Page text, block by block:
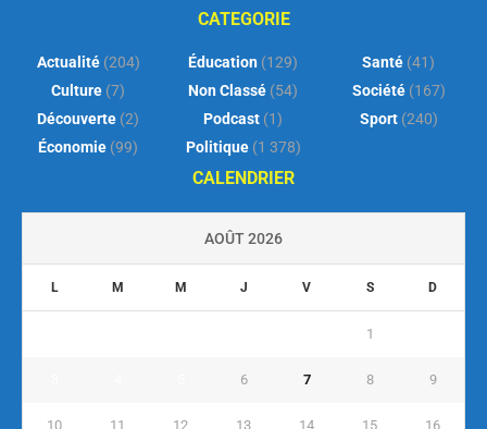
CATEGORIE
Actualité(204)
Culture (7)
Découverte (2)
Économie (99)
Éducation (129)
Non Classé (54)
Podcast (1)
Politique(1 378)
Santé (41)
Société(167)
Sport(240)
CALENDRIER
AOÛT 2026
L M M J V S D
1
6 7 8 9
10 11 12 13 14 15 16